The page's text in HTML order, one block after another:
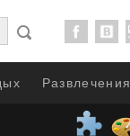
Развлечения